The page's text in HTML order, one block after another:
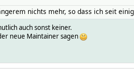
nichts mehr, so dass ich seit
auch sonst keiner.
neue Maintainer sagen